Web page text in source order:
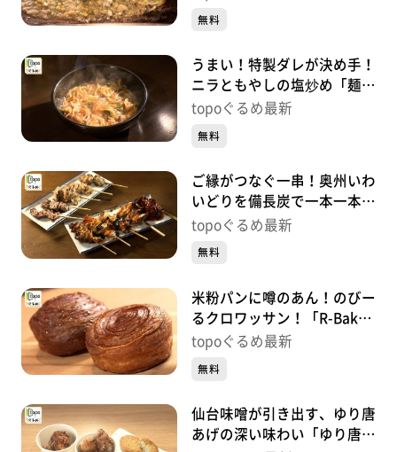
無料
うまい！特製ダレが決め手！
ニラともやしの塩炒め「麺酒
場 髙ちゃん」（岩沼市館
topoぐるめ最新
無料
ご縁がつなぐ一串！奥州いわ
いどりを備長炭で一本一本丁
寧に「鳥縁」（太白区袋原）
topoぐるめ最新
無料
米粉パンに噂のあん！のびー
るクロワッサン！「R-Baker
名取店」（名取市手倉田諏
topoぐるめ最新
無料
仙台味噌が引き出す、ゆり唐
あげの深い味わい「ゆり唐あ